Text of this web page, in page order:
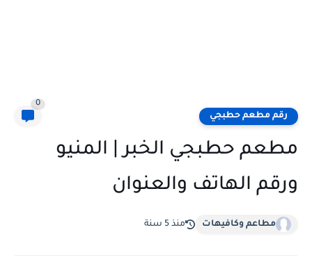
رقم مطعم حطبجي
0
مطعم حطبجي الخبر | المنيو
ورقم الهاتف والعنوان
مطاعم وكافيهات منذ 5 سنة